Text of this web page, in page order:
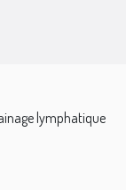
lymphatique